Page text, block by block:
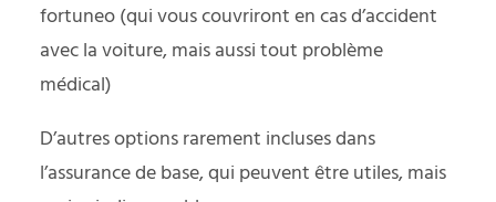
fortuneo(qui vous couvriront en cas d’accident
avec la voiture, mais aussi tout problème
médical)
D’autres options rarement incluses dans
l’assurance de base, qui peuvent être utiles, mais